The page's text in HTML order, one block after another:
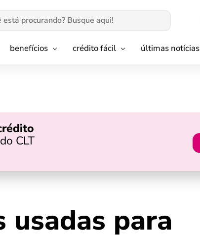
benefícios crédito fácil últimas notícias
CLT
usadas para